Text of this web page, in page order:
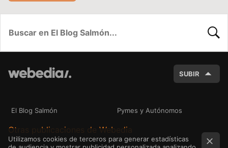
SUBIR
El Blog Salmón Pymes y Autónomos
Otras publicaciones de Webedia
Utilizamos cookies de terceros para generar estadísticas